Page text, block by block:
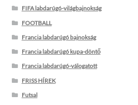
FIFA labdarúgó-világbajnokság
FOOTBALL
Francia labdarúgó bajnokság
Francia labdarúgó kupa-döntő
Francia labdarúgó-válogatott
FRISS HÍREK
Futsal